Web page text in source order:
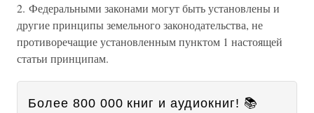
2. Федеральными законами могут быть установлены и
другие принципы земельного законодательства, не
противоречащие установленным пунктом 1 настоящей
статьи принципам.
Более 800 000 книг и аудиокниг! 📚